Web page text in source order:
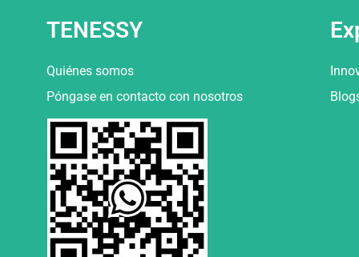
TENESSY
Quiénes somos
Póngase en contacto con nosotros